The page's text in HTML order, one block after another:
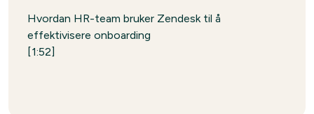
Hvordan HR-team bruker Zendesk til å
effektivisere onboarding
[1:52]